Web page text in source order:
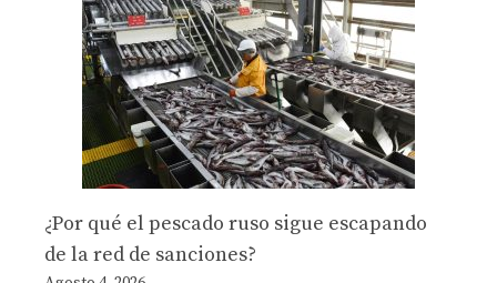
¿Por qué el pescado ruso sigue escapando
de la red de sanciones?